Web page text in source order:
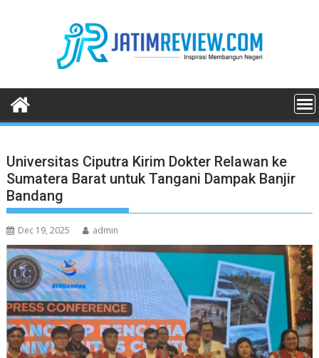
Universitas Ciputra Kirim Dokter Relawan ke
Sumatera Barat untuk Tangani Dampak Banjir
Bandang
Dec 19, 2025 admin